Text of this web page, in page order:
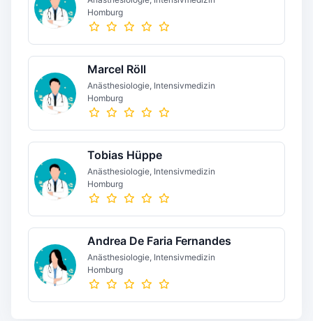
Homburg
Marcel Röll
Anästhesiologie, Intensivmedizin
Homburg
Tobias Hüppe
Anästhesiologie, Intensivmedizin
Homburg
Andrea De Faria Fernandes
Anästhesiologie, Intensivmedizin
Homburg